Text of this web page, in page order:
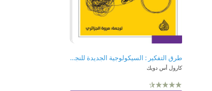
طرق التفكير : السيكولوجية الجديدة للنجاح
كارول أس دويك